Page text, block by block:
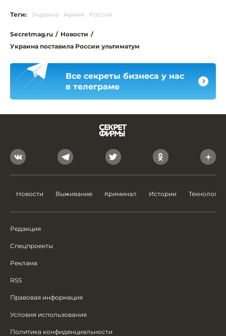
Теги: Украина Армия Россия
Secretmag.ru / Новости /
Украина поставила России ультиматум
Все секреты бизнеса у нас
в телеграме
Новости Выживание Криминал Истории Технологии
Редакция
Спецпроекты
Реклама
RSS
Правовая информация
Условия использования
Политика конфиденциальности